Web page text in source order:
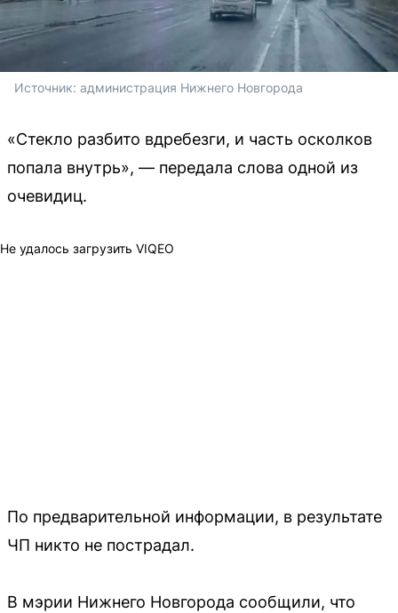
Источник: администрация Нижнего Новгорода
«Стекло разбито вдребезги, и часть осколков
попала внутрь», — передала слова одной из
очевидиц.
Не удалось загрузить VIQEO
По предварительной информации, в результате
ЧП никто не пострадал.
В мэрии Нижнего Новгорода сообщили, что